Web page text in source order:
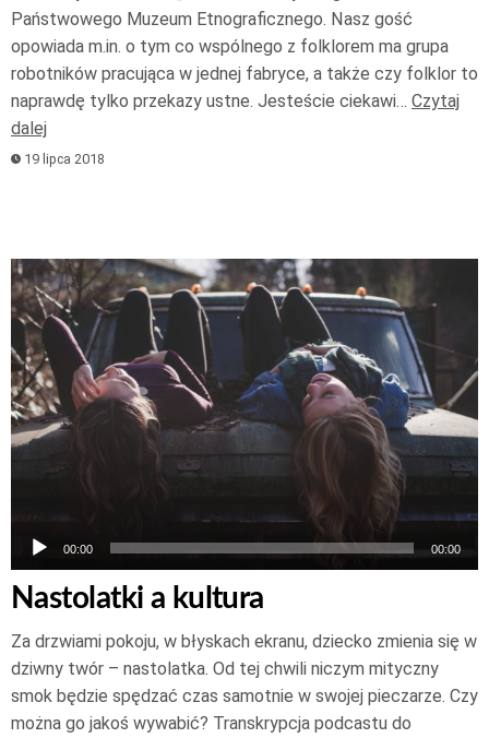
Państwowego Muzeum Etnograficznego. Nasz gość
opowiada m.in. o tym co wspólnego z folklorem ma grupa
robotników pracująca w jednej fabryce, a także czy folklor to
naprawdę tylko przekazy ustne. Jesteście ciekawi… Czytaj
dalej
19 lipca 2018
Odtwarzacz
plików
dźwiękowych
00:00 00:00
Nastolatki a kultura
Za drzwiami pokoju, w błyskach ekranu, dziecko zmienia się w
dziwny twór – nastolatka. Od tej chwili niczym mityczny
smok będzie spędzać czas samotnie w swojej pieczarze. Czy
można go jakoś wywabić? Transkrypcja podcastu do